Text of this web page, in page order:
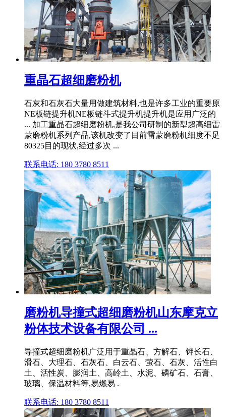
重晶石超细磨粉机
石灰和石灰石大量用做建筑材料,也是许多工业的重要原
NE板链提升机NE板链斗式提升机提升机是应用广泛的
... 加工重晶石超细磨粉机,是我公司研制的新型超高细雷
蒙磨粉机系列产品,该机改变了目前雷蒙磨粉机细度不足
80325目的现状,经过多次 ...
联系电话: 180 3780 8511
磨粉机导撞式超细磨粉机山东摩克立
粉体技术设备有限公司 ...
导撞式超细磨粉机广泛用于重晶石、方解石、钾长石、
滑石、大理石、石灰石、白云石、萤石、石灰、活性白
土、活性炭、膨润土、高岭土、水泥、磷矿石、石膏、
玻璃、保温材料等,易燃易 .
联系电话: 180 3780 8511